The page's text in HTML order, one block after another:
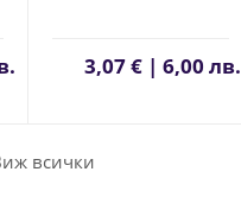
3,07 € | 6,00 лв.
всички